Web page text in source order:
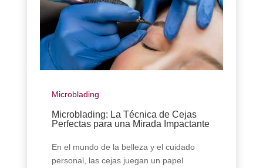
Microblading
Microblading: La Técnica de Cejas
Perfectas para una Mirada Impactante
En el mundo de la belleza y el cuidado
personal, las cejas juegan un papel